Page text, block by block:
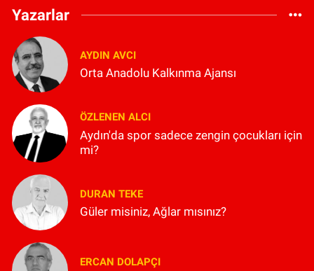
Yazarlar
AYDIN AVCI
Orta Anadolu Kalkınma Ajansı
ÖZLENEN ALCI
Aydın'da spor sadece zengin çocukları için
mi?
DURAN TEKE
Güler misiniz, Ağlar mısınız?
ERCAN DOLAPÇI